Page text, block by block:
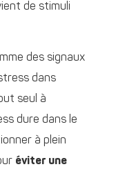
de stimuli
des signaux
dans
seul à
dure dans le
à plein
éviter une